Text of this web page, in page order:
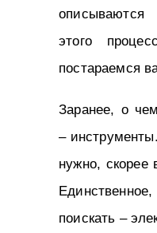
этого
постараемся
Заранее, о
–
нужно, скорее
поискать –